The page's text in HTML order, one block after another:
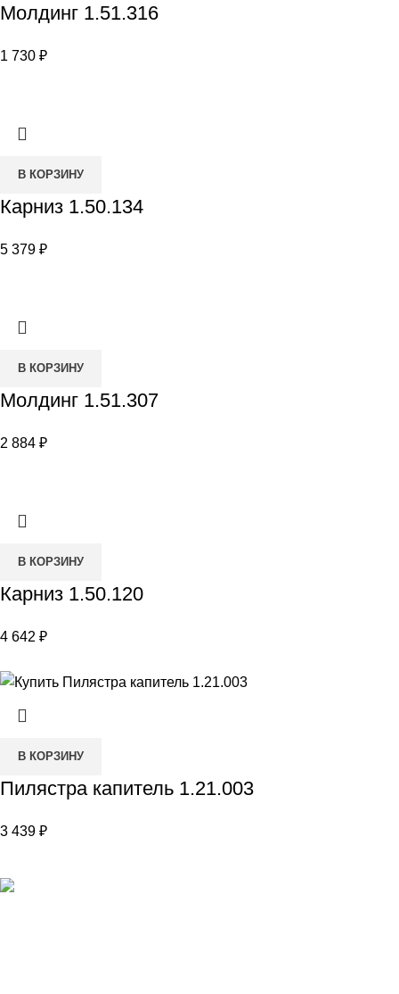
Молдинг 1.51.316
1 730 ₽
В КОРЗИНУ
Карниз 1.50.134
5 379 ₽
В КОРЗИНУ
Молдинг 1.51.307
2 884 ₽
В КОРЗИНУ
Карниз 1.50.120
4 642 ₽
В КОРЗИНУ
Пилястра капитель 1.21.003
3 439 ₽